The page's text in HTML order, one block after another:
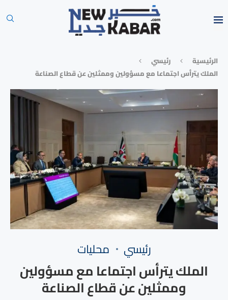
الرئيسية
رئيسي
الملك يترأس اجتماعا مع مسؤولين وممثلين عن قطاع الصناعة
رئيسي محليات
الملك يترأس اجتماعا مع مسؤولين
وممثلين عن قطاع الصناعة